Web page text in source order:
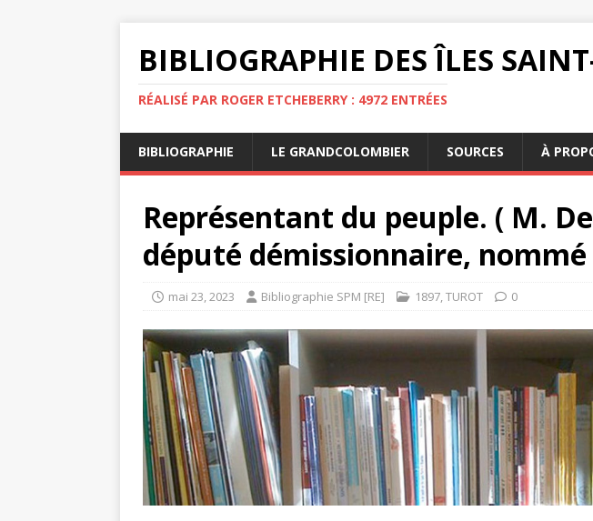
BIBLIOGRAPHIE DES ÎLES
RÉALISÉ PAR ROGER ETCHEBERRY : 4972 ENTRÉES
BIBLIOGRAPHIE LE GRANDCOLOMBIER SOURCES À
Représentant du peuple. ( M.
député démissionnaire,
mai 23, 2023 Bibliographie SPM [RE] 1897,TUROT 0